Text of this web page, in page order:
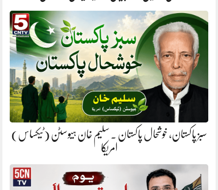
سبز پاکستان، خوشحال پاکستان . سلیم خان ہیوسٹن (ٹیکساس)
امریکا